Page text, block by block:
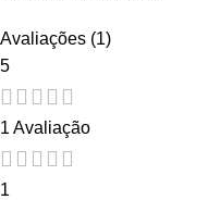
Avaliações (1)
5
1 Avaliação
1